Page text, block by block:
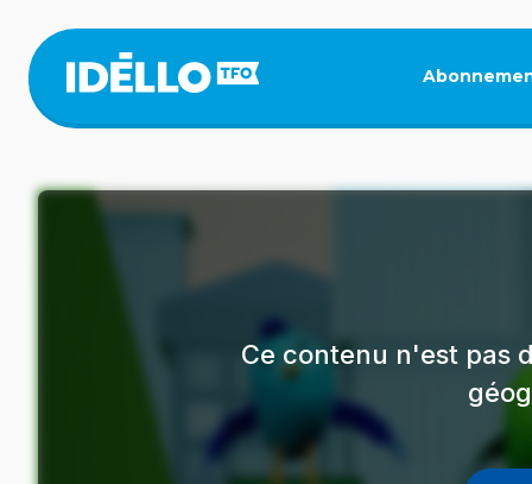
contenu
principal
Ce contenu n'est pas